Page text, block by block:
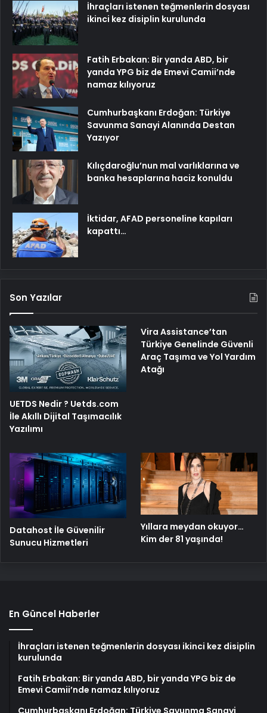
İhraçları istenen teğmenlerin dosyası
ikinci kez disiplin kurulunda
Fatih Erbakan: Bir yanda ABD, bir
yanda YPG biz de Emevi Camii’nde
namaz kılıyoruz
Cumhurbaşkanı Erdoğan: Türkiye
Savunma Sanayi Alanında Destan
Yazıyor
Kılıçdaroğlu’nun mal varlıklarına ve
banka hesaplarına haciz konuldu
İktidar, AFAD personeline kapıları
kapattı…
Son Yazılar
UETDS Nedir ? Uetds.com
İle Akıllı Dijital Taşımacılık
Yazılımı
Vira Assistance’tan
Türkiye Genelinde Güvenli
Araç Taşıma ve Yol Yardım
Atağı
Datahost İle Güvenilir
Sunucu Hizmetleri
Yıllara meydan okuyor…
Kim der 81 yaşında!
En Güncel Haberler
İhraçları istenen teğmenlerin dosyası ikinci kez disiplin
kurulunda
Fatih Erbakan: Bir yanda ABD, bir yanda YPG biz de
Emevi Camii’nde namaz kılıyoruz
Cumhurbaşkanı Erdoğan: Türkiye Savunma Sanayi